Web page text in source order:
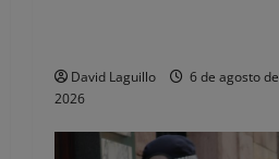
David Laguillo
6 de agosto de
2026